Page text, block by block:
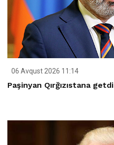
06 Avqust 2026 11:14
Paşinyan Qırğızıstana getdi